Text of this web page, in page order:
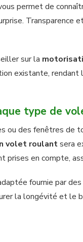
permet de
Transparence
sur la
existante, rendant
type de
ou des fenêtres de
volet roulantsera
en compte,
fournie par
la longévité et le